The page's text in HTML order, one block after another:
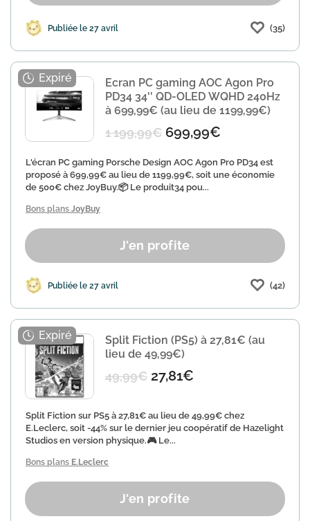
Publiée le 27 avril (35)
Ecran PC gaming AOC Agon Pro
PD34 34'' QD-OLED WQHD 240Hz
à 699,99€ (au lieu de 1199,99€)
1 199,99€ 699,99€
L'écran PC gaming Porsche Design AOC Agon Pro PD34 est
proposé à 699,99€ au lieu de 1199,99€, soit une économie
de 500€ chez JoyBuy.📦 Le produit34 pou...
Bons plans JoyBuy
J'en profite
Publiée le 27 avril (42)
Split Fiction (PS5) à 27,81€ (au
lieu de 49,99€)
49,99€ 27,81€
Split Fiction sur PS5 à 27,81€ au lieu de 49,99€ chez
E.Leclerc, soit -44% sur le dernier jeu coopératif de Hazelight
Studios en version physique.🎮 Le...
Bons plans E.Leclerc
J'en profite